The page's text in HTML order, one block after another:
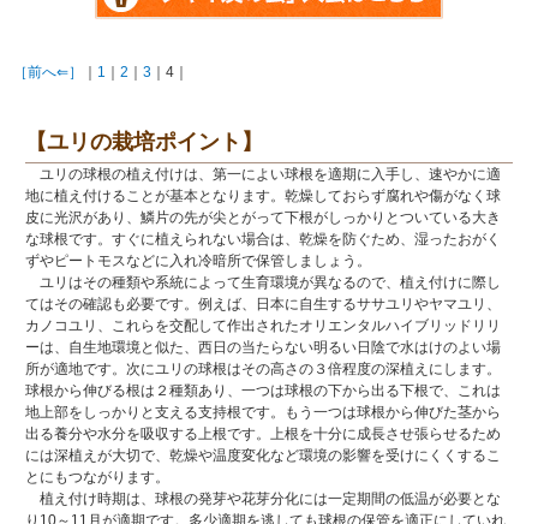
［前へ⇐］ ｜ 1 ｜2 ｜3 ｜4｜
【ユリの栽培ポイント】
ユリの球根の植え付けは、第一によい球根を適期に入手し、速やかに適
地に植え付けることが基本となります。乾燥しておらず腐れや傷がなく球
皮に光沢があり、鱗片の先が尖とがって下根がしっかりとついている大き
な球根です。すぐに植えられない場合は、乾燥を防ぐため、湿ったおがく
ずやピートモスなどに入れ冷暗所で保管しましょう。
ユリはその種類や系統によって生育環境が異なるので、植え付けに際し
てはその確認も必要です。例えば、日本に自生するササユリやヤマユリ、
カノコユリ、これらを交配して作出されたオリエンタルハイブリッドリリ
ーは、自生地環境と似た、西日の当たらない明るい日陰で水はけのよい場
所が適地です。次にユリの球根はその高さの３倍程度の深植えにします。
球根から伸びる根は２種類あり、一つは球根の下から出る下根で、これは
地上部をしっかりと支える支持根です。もう一つは球根から伸びた茎から
出る養分や水分を吸収する上根です。上根を十分に成長させ張らせるため
には深植えが大切で、乾燥や温度変化など環境の影響を受けにくくするこ
とにもつながります。
植え付け時期は、球根の発芽や花芽分化には一定期間の低温が必要とな
り10～11月が適期です。多少適期を逃しても球根の保管を適正にしていれ